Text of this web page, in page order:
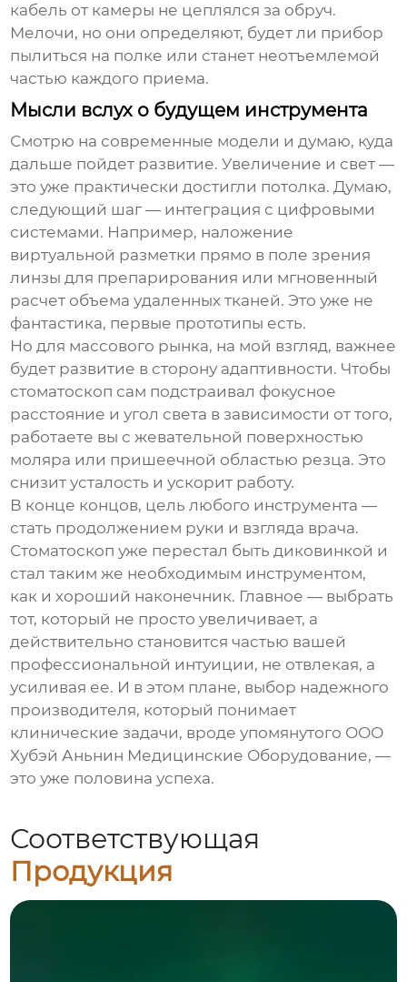
кабель от камеры не цеплялся за обруч.
Мелочи, но они определяют, будет ли прибор
пылиться на полке или станет неотъемлемой
частью каждого приема.
Мысли вслух о будущем инструмента
Смотрю на современные модели и думаю, куда
дальше пойдет развитие. Увеличение и свет —
это уже практически достигли потолка. Думаю,
следующий шаг — интеграция с цифровыми
системами. Например, наложение
виртуальной разметки прямо в поле зрения
линзы для препарирования или мгновенный
расчет объема удаленных тканей. Это уже не
фантастика, первые прототипы есть.
Но для массового рынка, на мой взгляд, важнее
будет развитие в сторону адаптивности. Чтобы
стоматоскоп сам подстраивал фокусное
расстояние и угол света в зависимости от того,
работаете вы с жевательной поверхностью
моляра или пришеечной областью резца. Это
снизит усталость и ускорит работу.
В конце концов, цель любого инструмента —
стать продолжением руки и взгляда врача.
Стоматоскоп уже перестал быть диковинкой и
стал таким же необходимым инструментом,
как и хороший наконечник. Главное — выбрать
тот, который не просто увеличивает, а
действительно становится частью вашей
профессиональной интуиции, не отвлекая, а
усиливая ее. И в этом плане, выбор надежного
производителя, который понимает
клинические задачи, вроде упомянутого ООО
Хубэй Аньнин Медицинские Оборудование, —
это уже половина успеха.
Соответствующая
Продукция